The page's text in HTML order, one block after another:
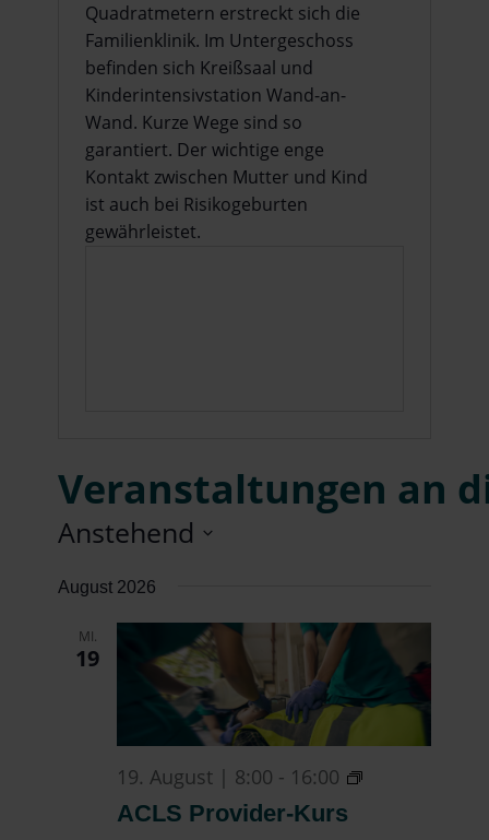
Quadratmetern erstreckt sich die
Familienklinik. Im Untergeschoss
befinden sich Kreißsaal und
Kinderintensivstation Wand-an-
Wand. Kurze Wege sind so
garantiert. Der wichtige enge
Kontakt zwischen Mutter und Kind
ist auch bei Risikogeburten
gewährleistet.
Veranstaltungen an
Anstehend
wählen.
August 2026
MI.
19
ACLS Provider-Kurs
19. August | 8:00 - 16:00
ACLS